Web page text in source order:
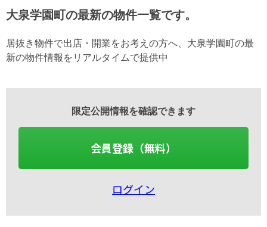
大泉学園町の最新の物件一覧です。
居抜き物件で出店・開業をお考えの方へ、大泉学園町の最
新の物件情報をリアルタイムで提供中
限定公開情報を確認できます
会員登録（無料）
ログイン